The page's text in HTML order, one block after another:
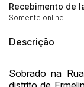
Recebimento de
Somente online
Descrição
Sobrado na